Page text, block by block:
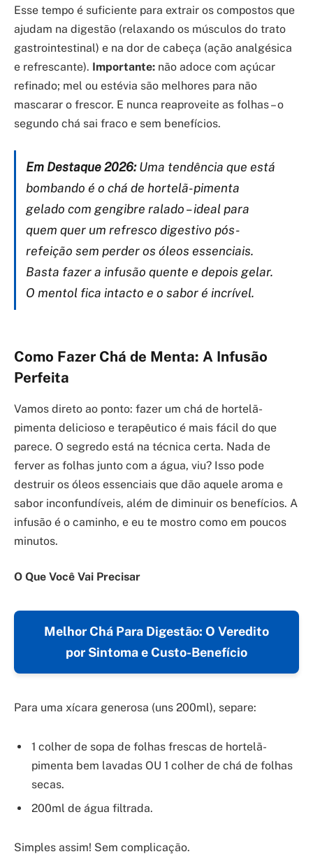
Esse tempo é suficiente para extrair os compostos que
ajudam na digestão (relaxando os músculos do trato
gastrointestinal) e na dor de cabeça (ação analgésica
e refrescante). Importante: não adoce com açúcar
refinado; mel ou estévia são melhores para não
mascarar o frescor. E nunca reaproveite as folhas – o
segundo chá sai fraco e sem benefícios.
Em Destaque 2026:Uma tendência que está
bombando é o chá de hortelã-pimenta
gelado com gengibre ralado – ideal para
quem quer um refresco digestivo pós-
refeição sem perder os óleos essenciais.
Basta fazer a infusão quente e depois gelar.
O mentol fica intacto e o sabor é incrível.
Como Fazer Chá de Menta: A Infusão
Perfeita
Vamos direto ao ponto: fazer um chá de hortelã-
pimenta delicioso e terapêutico é mais fácil do que
parece. O segredo está na técnica certa. Nada de
ferver as folhas junto com a água, viu? Isso pode
destruir os óleos essenciais que dão aquele aroma e
sabor inconfundíveis, além de diminuir os benefícios. A
infusão é o caminho, e eu te mostro como em poucos
minutos.
O Que Você Vai Precisar
Melhor Chá Para Digestão: O Veredito
por Sintoma e Custo-Benefício
Para uma xícara generosa (uns 200ml), separe:
1 colher de sopa de folhas frescas de hortelã-
pimenta bem lavadas OU 1 colher de chá de folhas
secas.
200ml de água filtrada.
Simples assim! Sem complicação.